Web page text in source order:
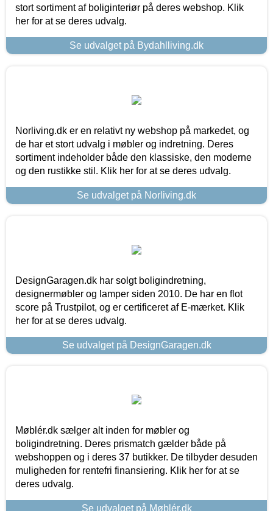
stort sortiment af boliginteriør på deres webshop. Klik
her for at se deres udvalg.
Se udvalget på Bydahlliving.dk
Norliving.dk er en relativt ny webshop på markedet, og
de har et stort udvalg i møbler og indretning. Deres
sortiment indeholder både den klassiske, den moderne
og den rustikke stil. Klik her for at se deres udvalg.
Se udvalget på Norliving.dk
DesignGaragen.dk har solgt boligindretning,
designermøbler og lamper siden 2010. De har en flot
score på Trustpilot, og er certificeret af E-mærket. Klik
her for at se deres udvalg.
Se udvalget på DesignGaragen.dk
Møblér.dk sælger alt inden for møbler og
boligindretning. Deres prismatch gælder både på
webshoppen og i deres 37 butikker. De tilbyder desuden
muligheden for rentefri finansiering. Klik her for at se
deres udvalg.
Se udvalget på Møblér.dk